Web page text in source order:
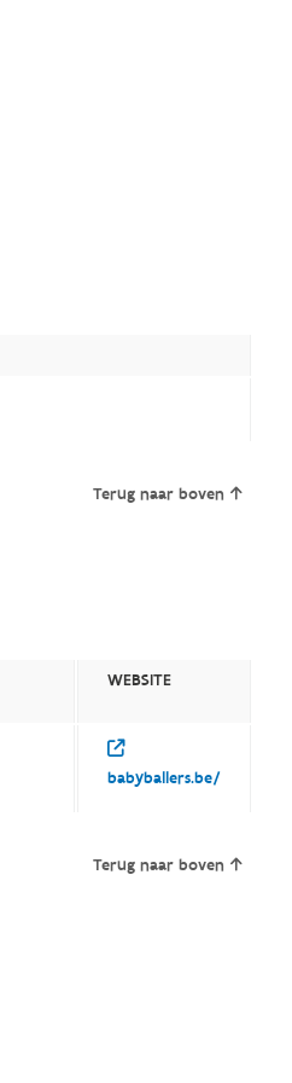
Terug naar boven
WEBSITE
babyballers.be/
Terug naar boven